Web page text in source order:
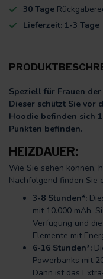
30 Tage
Lieferzeit: 1-3 Tage
Speziell für Frauen
Dieser schützt Sie vor
Hoodie befinden sich
Punkten befinden.
HEIZDAUER:
Wie Sie sehen können,
Nachfolgend finden Sie
3-8 Stunden*:
mit 10.000 mAh.
Verfügung und
Elemente mit
6-16 Stunden*:
Powerbanks mit
Dann ist das